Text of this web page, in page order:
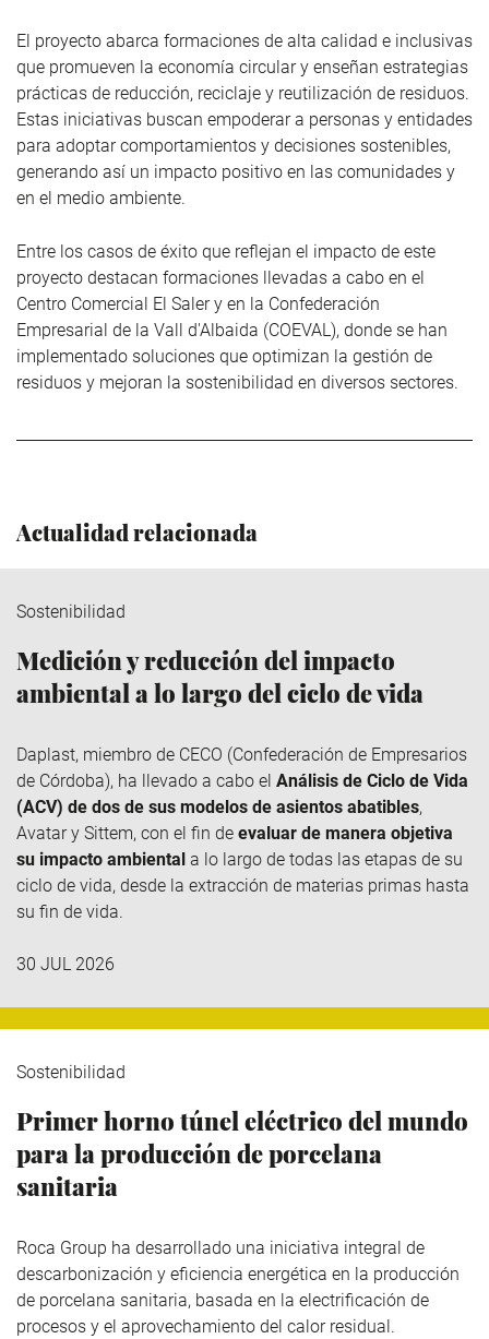
El proyecto abarca formaciones de alta calidad e inclusivas
que promueven la economía circular y enseñan estrategias
prácticas de reducción, reciclaje y reutilización de residuos.
Estas iniciativas buscan empoderar a personas y entidades
para adoptar comportamientos y decisiones sostenibles,
generando así un impacto positivo en las comunidades y
en el medio ambiente.
Entre los casos de éxito que reflejan el impacto de este
proyecto destacan formaciones llevadas a cabo en el
Centro Comercial El Saler y en la Confederación
Empresarial de la Vall d'Albaida (COEVAL), donde se han
implementado soluciones que optimizan la gestión de
residuos y mejoran la sostenibilidad en diversos sectores.
Actualidad relacionada
Sostenibilidad
Medición y reducción del impacto
ambiental a lo largo del ciclo de vida
Daplast, miembro de CECO (Confederación de Empresarios
de Córdoba), ha llevado a cabo el Análisis de Ciclo de Vida
(ACV) de dos de sus modelos de asientos abatibles,
Avatar y Sittem, con el fin de evaluar de manera objetiva
su impacto ambiental a lo largo de todas las etapas de su
ciclo de vida, desde la extracción de materias primas hasta
su fin de vida.
30 JUL 2026
Sostenibilidad
Primer horno túnel eléctrico del mundo
para la producción de porcelana
sanitaria
Roca Group ha desarrollado una iniciativa integral de
descarbonización y eficiencia energética en la producción
de porcelana sanitaria, basada en la electrificación de
procesos y el aprovechamiento del calor residual.